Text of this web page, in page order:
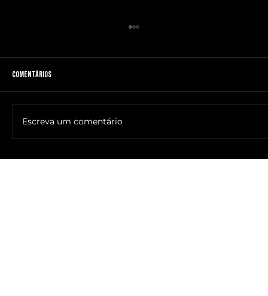
Comentários
Escreva um comentário